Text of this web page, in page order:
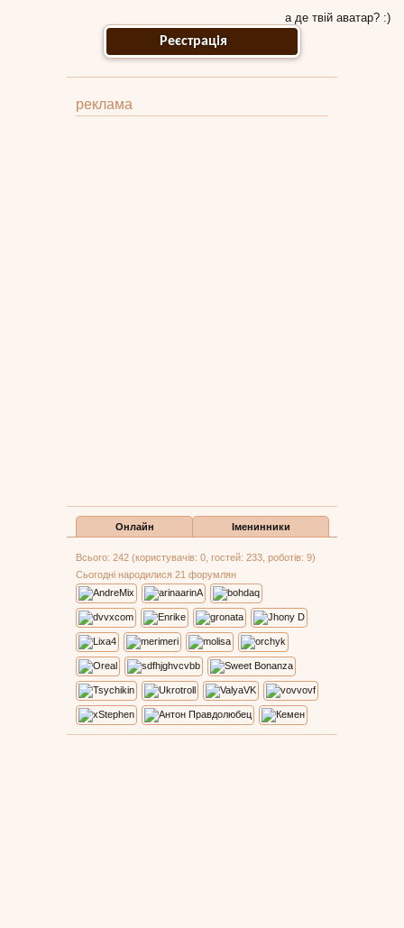
а де твій аватар? :)
Реєстрація
реклама
Онлайн Іменинники
Всього: 242 (користувачів: 0, гостей: 233, роботів: 9)
Сьогодні народилися 21 форумлян